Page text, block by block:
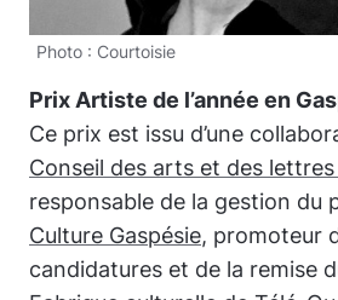
Photo : Courtoisie
Prix Artiste de l’année en
Ce prix est issu d’une
Conseil des arts et des
responsable de la gestion du
Culture Gaspésie, promoteur
candidatures et de la remise